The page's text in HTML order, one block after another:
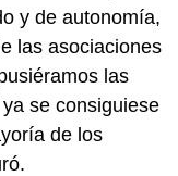
y de autonomía,
las asociaciones
las
se consiguiese
de los